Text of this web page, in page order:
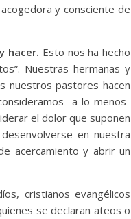
y consciente de
hacer. Esto nos ha hecho
Nuestras hermanas y
nuestros pastores hacen
-a lo menos-
el dolor que suponen
en nuestra
acercamiento y abrir un
cristianos evangélicos
se declaran ateos o